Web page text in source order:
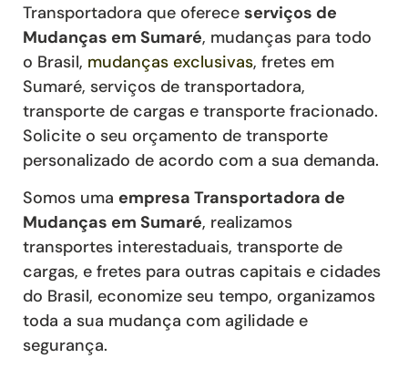
Transportadora que oferece serviços de
Mudanças em Sumaré, mudanças para todo
o Brasil, mudanças exclusivas, fretes em
Sumaré, serviços de transportadora,
transporte de cargas e transporte fracionado.
Solicite o seu orçamento de transporte
personalizado de acordo com a sua demanda.
Somos uma empresa Transportadora de
Mudanças em Sumaré, realizamos
transportes interestaduais, transporte de
cargas, e fretes para outras capitais e cidades
do Brasil, economize seu tempo, organizamos
toda a sua mudança com agilidade e
segurança.